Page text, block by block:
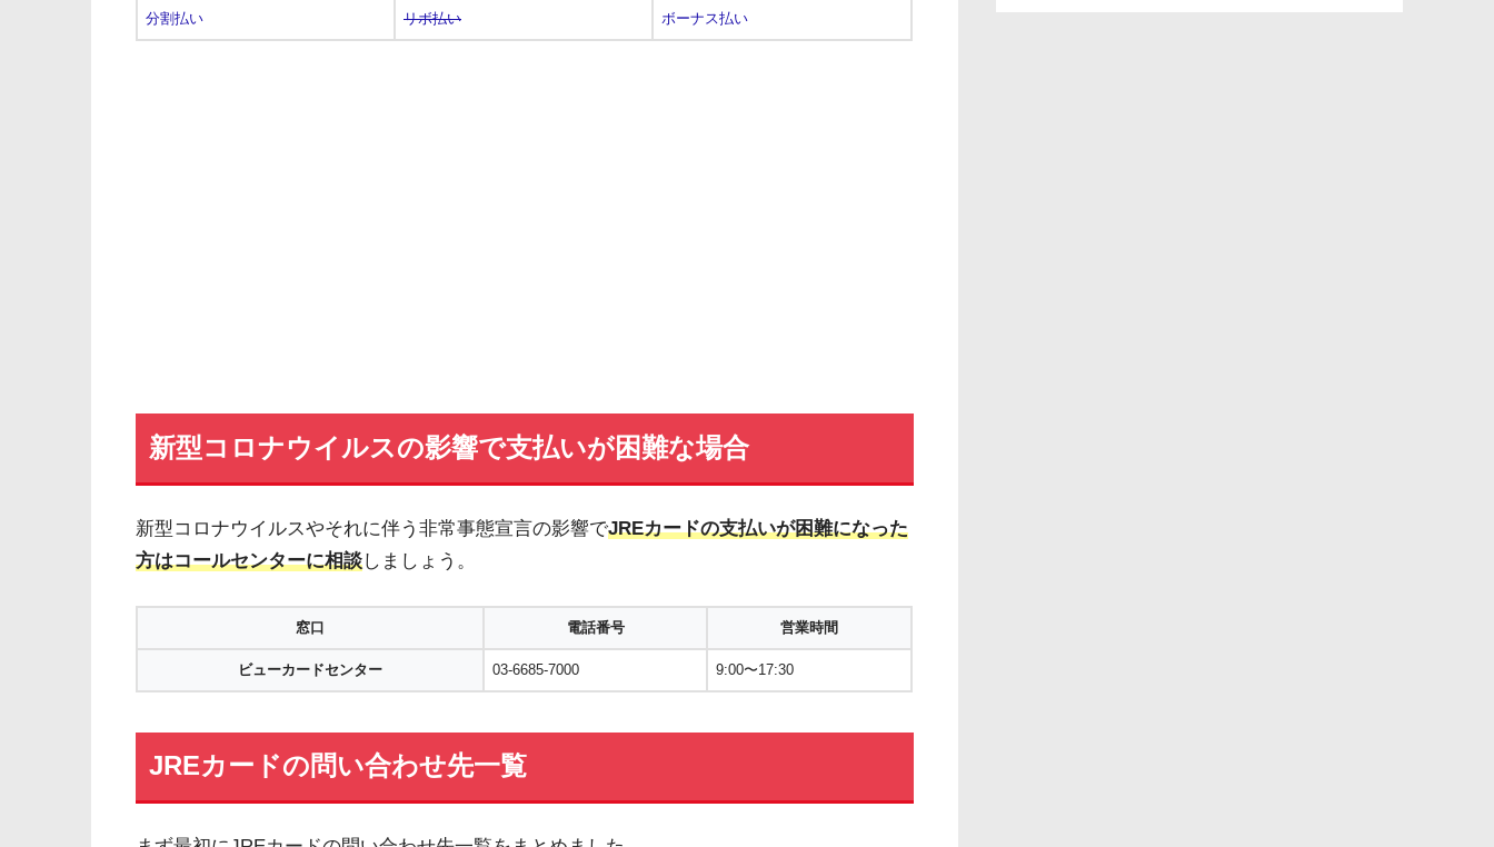
分割払い リボ払い ボーナス払い
新型コロナウイルスの影響で支払いが困難な場合
新型コロナウイルスやそれに伴う非常事態宣言の影響でJREカードの支払いが困難になった
方はコールセンターに相談しましょう。
窓口 電話番号 営業時間
ビューカードセンター 03-6685-7000 9:00〜17:30
JREカードの問い合わせ先一覧